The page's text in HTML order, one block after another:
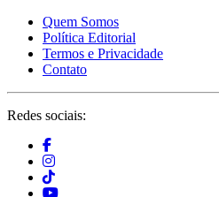
Quem Somos
Política Editorial
Termos e Privacidade
Contato
Redes sociais: